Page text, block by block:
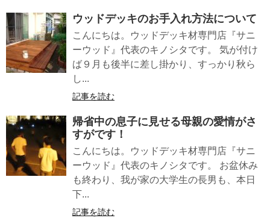
ウッドデッキのお手入れ方法について
こんにちは。ウッドデッキ材専門店『サニ
ーウッド』代表のキノシタです。 気が付け
ば９月も後半に差し掛かり、すっかり秋ら
し...
記事を読む
帰省中の息子に見せる母親の愛情がさ
すがです！
こんにちは。ウッドデッキ材専門店『サニ
ーウッド』代表のキノシタです。 お盆休み
も終わり、我が家の大学生の長男も、本日
下...
記事を読む